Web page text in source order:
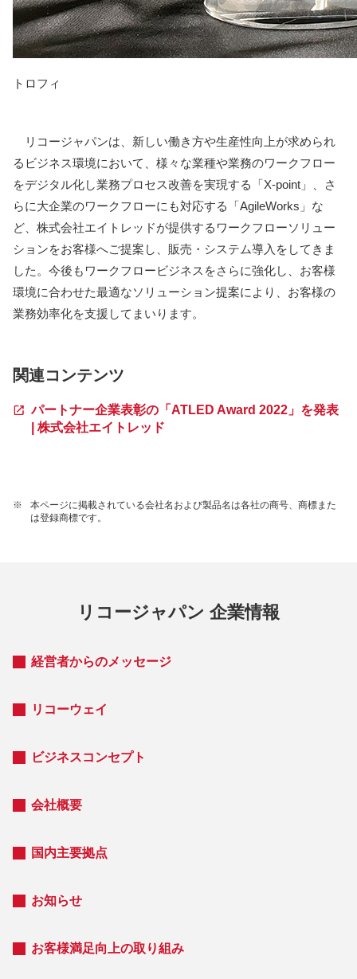
トロフィ
リコージャパンは、新しい働き方や生産性向上が求められ
るビジネス環境において、様々な業種や業務のワークフロー
をデジタル化し業務プロセス改善を実現する「X-point」、さ
らに大企業のワークフローにも対応する「AgileWorks」な
ど、株式会社エイトレッドが提供するワークフローソリュー
ションをお客様へご提案し、販売・システム導入をしてきま
した。今後もワークフロービジネスをさらに強化し、お客様
環境に合わせた最適なソリューション提案により、お客様の
業務効率化を支援してまいります。
関連コンテンツ
パートナー企業表彰の「ATLED Award 2022」を発表
| 株式会社エイトレッド
※
本ページに掲載されている会社名および製品名は各社の商号、商標また
は登録商標です。
リコージャパン 企業情報
経営者からのメッセージ
リコーウェイ
ビジネスコンセプト
会社概要
国内主要拠点
お知らせ
お客様満足向上の取り組み